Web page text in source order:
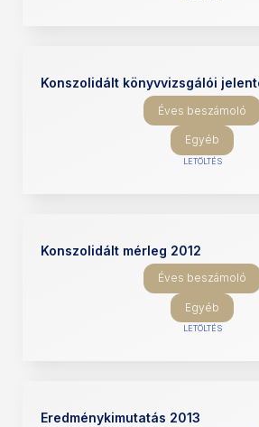
Konszolidált könyvvizsgálói
Éves beszámoló
Egyéb
LETÖLTÉS
Konszolidált mérleg 2012
Éves beszámoló
Egyéb
LETÖLTÉS
Eredménykimutatás 2013